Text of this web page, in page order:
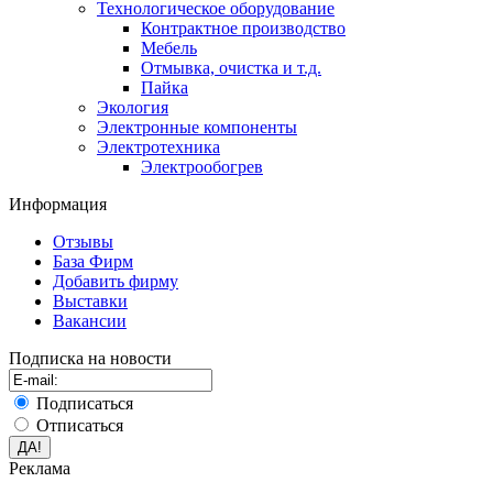
Технологическое оборудование
Контрактное производство
Мебель
Отмывка, очистка и т.д.
Пайка
Экология
Электронные компоненты
Электротехника
Электрообогрев
Информация
Отзывы
База Фирм
Добавить фирму
Выставки
Вакансии
Подписка на новости
Подписаться
Отписаться
Реклама